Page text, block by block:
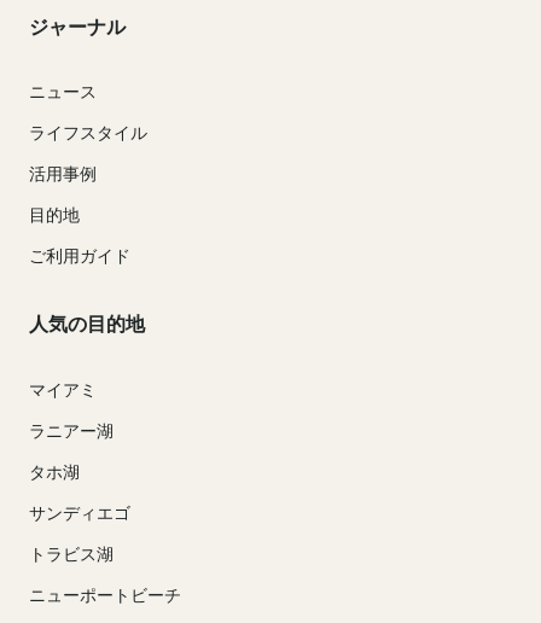
ジャーナル
ニュース
ライフスタイル
活用事例
目的地
ご利用ガイド
人気の目的地
マイアミ
ラニアー湖
タホ湖
サンディエゴ
トラビス湖
ニューポートビーチ